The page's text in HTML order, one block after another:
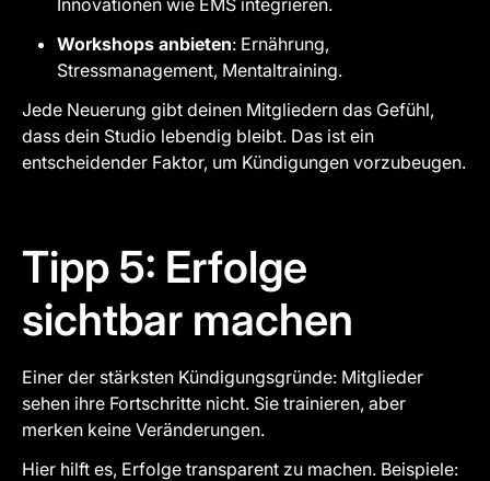
Workshops anbieten: Ernährung,
Stressmanagement, Mentaltraining.
Jede Neuerung gibt deinen Mitgliedern das Gefühl,
dass dein Studio lebendig bleibt. Das ist ein
entscheidender Faktor, um Kündigungen vorzubeugen.
Tipp 5: Erfolge
sichtbar machen
Einer der stärksten Kündigungsgründe: Mitglieder
sehen ihre Fortschritte nicht. Sie trainieren, aber
merken keine Veränderungen.
Hier hilft es, Erfolge transparent zu machen. Beispiele: